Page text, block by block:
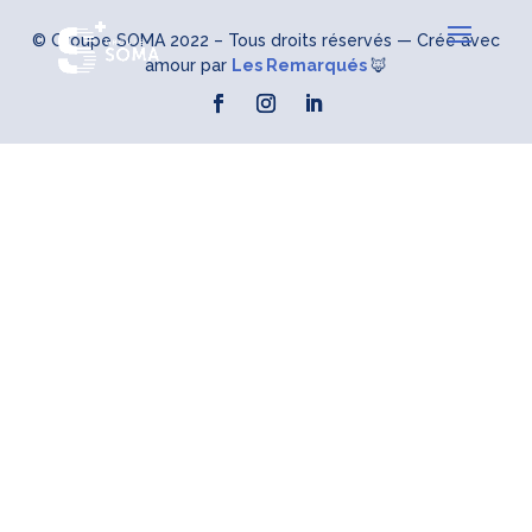
© Groupe SOMA 2022 – Tous droits réservés — Créé avec
amour par Les Remarqués🦊